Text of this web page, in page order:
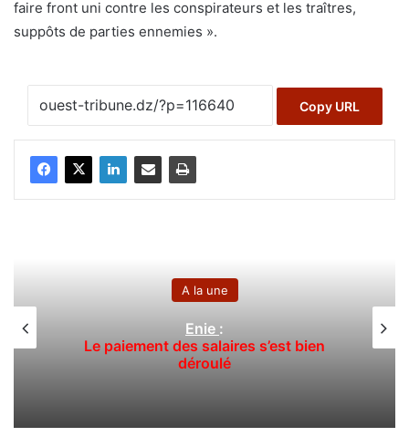
faire front uni contre les conspirateurs et les traîtres,
suppôts de parties ennemies ».
Copy URL
A la une
Enie :
Le paiement des salaires s’est bien
déroulé